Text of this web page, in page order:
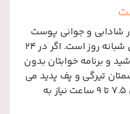
شادابی و جوانی پوست
صورت، میزان خواب شما در طول شبانه روز است. اگر در 24
و برنامه خوابتان بدون
تیرگی و پف پدید می
آید. به طور کلی یک فرد بالغ بین ۷.۵ تا ۹ ساعت نیاز به